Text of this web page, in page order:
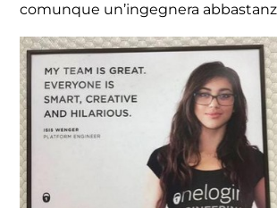
comunque un’ingegnera